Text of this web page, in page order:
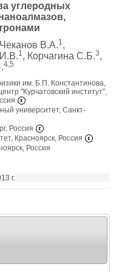
углеродных
В.А.1,
1, Корчагина С.Б.3,
4,5
им. Б.П. Константинова,
"Курчатовский институт",
университет, Санкт-
Россия
Красноярск, Россия
Россия
г.